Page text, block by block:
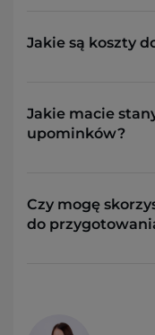
Jakie są koszty
Jakie macie
upominków?
Czy mogę
do